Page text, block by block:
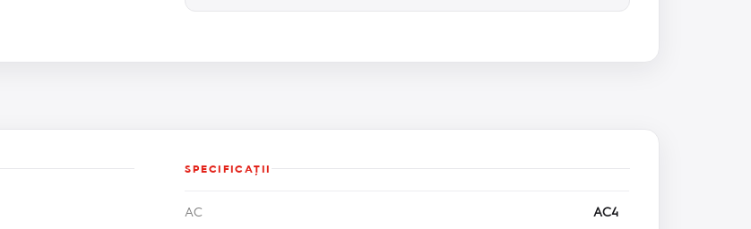
SPECIFICAŢII
AC AC4